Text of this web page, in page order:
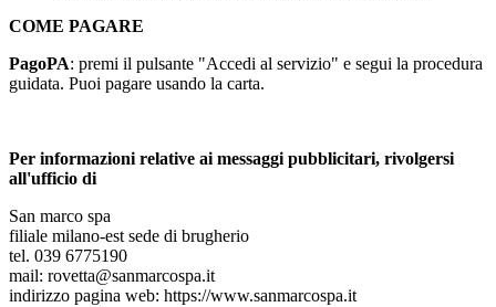
COME PAGARE
PagoPA: premi il pulsante "Accedi al servizio" e segui la procedura
guidata. Puoi pagare usando la carta.
Per informazioni relative ai messaggi pubblicitari, rivolgersi
all'ufficio di
San marco spa
filiale milano-est sede di brugherio
tel. 039 6775190
mail: rovetta@sanmarcospa.it
indirizzo pagina web: https://www.sanmarcospa.it